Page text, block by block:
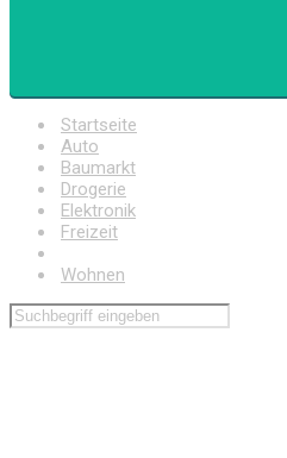
Startseite
Auto
Baumarkt
Drogerie
Elektronik
Freizeit
Wohnen